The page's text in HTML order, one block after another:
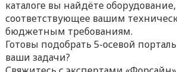
каталоге вы найдёте оборудование,
соответствующее вашим
бюджетным требованиям.
Готовы подобрать 5-осевой
ваши задачи?